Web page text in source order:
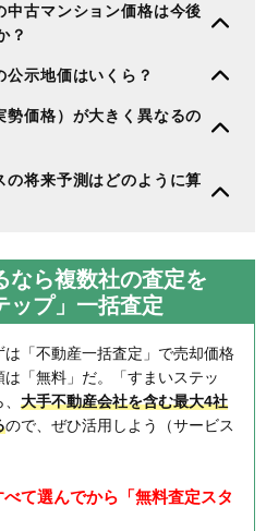
中古マンション価格は今後
？
示地価はいくら？
勢価格）が大きく異なるの
の将来予測はどのように算
なら複数社の査定を
ップ」一括査定
「不動産一括査定」で売却価格
「無料」だ。「すまいステッ
大手不動産会社を含む最大4社
ので、ぜひ活用しよう（サービス
て選んでから「無料査定スタ